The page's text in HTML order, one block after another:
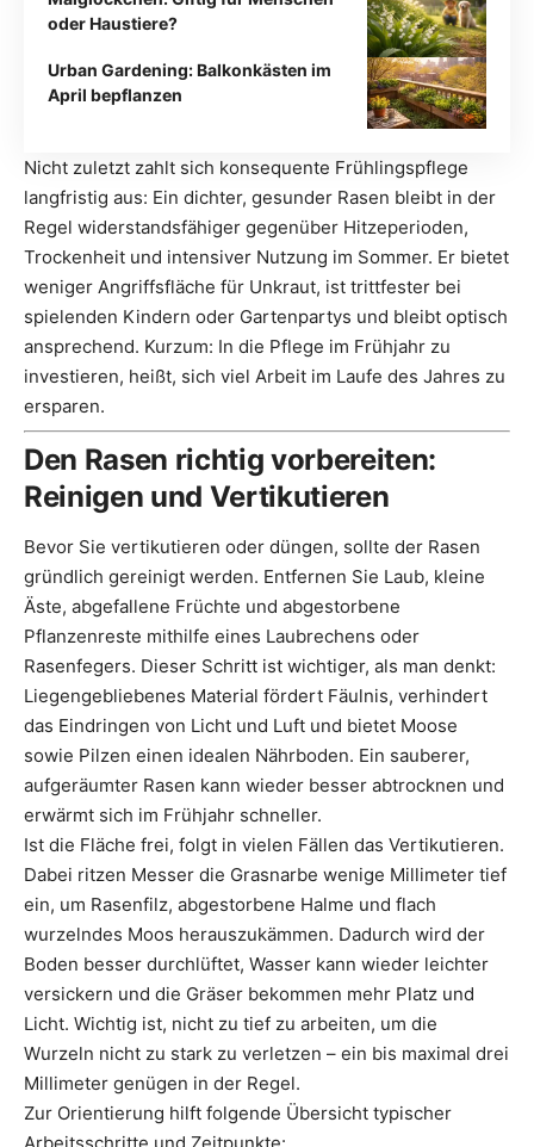
oder Haustiere?
Urban Gardening: Balkonkästen im
April bepflanzen
Nicht zuletzt zahlt sich konsequente Frühlingspflege
langfristig aus: Ein dichter, gesunder Rasen bleibt in der
Regel widerstandsfähiger gegenüber Hitzeperioden,
Trockenheit und intensiver Nutzung im Sommer. Er bietet
weniger Angriffsfläche für Unkraut, ist trittfester bei
spielenden Kindern oder Gartenpartys und bleibt optisch
ansprechend. Kurzum: In die Pflege im Frühjahr zu
investieren, heißt, sich viel Arbeit im Laufe des Jahres zu
ersparen.
Den Rasen richtig vorbereiten:
Reinigen und Vertikutieren
Bevor Sie vertikutieren oder düngen, sollte der Rasen
gründlich gereinigt werden. Entfernen Sie Laub, kleine
Äste, abgefallene Früchte und abgestorbene
Pflanzenreste mithilfe eines Laubrechens oder
Rasenfegers. Dieser Schritt ist wichtiger, als man denkt:
Liegengebliebenes Material fördert Fäulnis, verhindert
das Eindringen von Licht und Luft und bietet Moose
sowie Pilzen einen idealen Nährboden. Ein sauberer,
aufgeräumter Rasen kann wieder besser abtrocknen und
erwärmt sich im Frühjahr schneller.
Ist die Fläche frei, folgt in vielen Fällen das Vertikutieren.
Dabei ritzen Messer die Grasnarbe wenige Millimeter tief
ein, um Rasenfilz, abgestorbene Halme und flach
wurzelndes Moos herauszukämmen. Dadurch wird der
Boden besser durchlüftet, Wasser kann wieder leichter
versickern und die Gräser bekommen mehr Platz und
Licht. Wichtig ist, nicht zu tief zu arbeiten, um die
Wurzeln nicht zu stark zu verletzen – ein bis maximal drei
Millimeter genügen in der Regel.
Zur Orientierung hilft folgende Übersicht typischer